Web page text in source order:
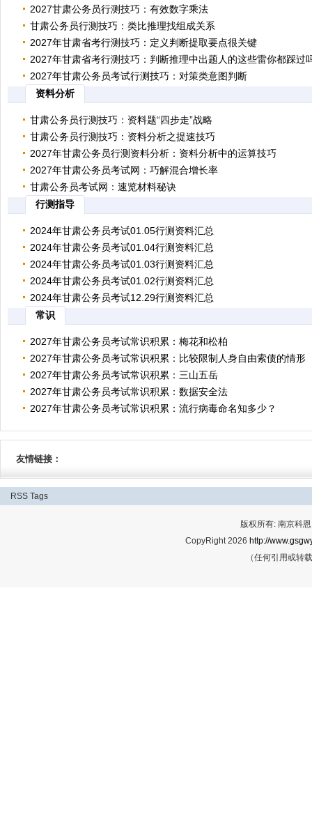
2027甘肃公务员行测技巧：有效数字乘法
甘肃公务员考试行测判断推理考点累积 假言命题在行测中是重点考察
点之一，对于这样的考点，初学者会觉得推来推去又非常的难，还会浪费
甘肃公务员行测技巧：类比推理找组成关系
甘肃公务员考试行测判断推理考点累积 假言命题在行测中是重点考察
点之一，对于这样的考点，初学者会觉得推来推去又非常的难，还会浪费
时间，以至于很多考生在笔试的时候会
2027年甘肃省考行测技巧：定义判断提取要点很关键
甘肃公务员考试行测判断推理考点累积 假言命题在行测中是重点考察
点之一，对于这样的考点，初学者会觉得推来推去又非常的难，还会浪费
时间，以至于很多考生在笔试的时候会
2027年甘肃省考行测技巧：判断推理中出题人的这些雷你都踩过
甘肃公务员考试行测判断推理考点累积 假言命题在行测中是重点考察
点之一，对于这样的考点，初学者会觉得推来推去又非常的难，还会浪费
时间，以至于很多考生在
2027年甘肃公务员考试行测技巧：对策类意图判断
甘肃公务员考试行测判断推理考点累积 假言命题在行测中是重点考
点之一，对于这样的考点，初学者会觉得推来推去又非常的难，还会浪费
时间，以至于很多考生在
资料分析
甘肃公务员行测技巧：资料题“四步走”战略
甘肃公务员考试行测资料分析题技巧 首先，我们要分辨清楚百分数和
的含义分别是什么。百分数是没有单位的相对数据，而百分点是指百分数
甘肃公务员行测技巧：资料分析之提速技巧
甘肃公务员考试行测资料分析题技巧 首先，我们要分辨清楚百分数和
的含义分别是什么。百分数是没有单位的相对数据，而百分点是指百分数
后，结果写作百分数，
2027年甘肃公务员行测资料分析：资料分析中的运算技巧
甘肃公务员考试行测资料分析题技巧 首先，我们要分辨清楚百分数和
的含义分别是什么。百分数是没有单位的相对数据，而百分点是指百分数
后，结果写作百分数，但
2027年甘肃公务员考试网：巧解混合增长率
甘肃公务员考试行测资料分析题技巧 首先，我们要分辨清楚百分数和
的含义分别是什么。百分数是没有单位的相对数据，而百分点是指百分数
后，结果写作百分数，但
甘肃公务员考试网：速览材料秘诀
甘肃公务员考试行测资料分析题技巧 首先，我们要分辨清楚百分数
的含义分别是什么。百分数是没有单位的相对数据，而百分点是指百分数
后，结果写作百分数，但读
行测指导
2024年甘肃公务员考试01.05行测资料汇总
2024年甘肃公务员考试行测考情解读 行政职业能力测验主要测查与
业密切相关的、适合通过客观化纸笔测验方式进行考查的基本素质和能力
2024年甘肃公务员考试01.04行测资料汇总
2024年甘肃公务员考试行测考情解读 行政职业能力测验主要测查与
业密切相关的、适合通过客观化纸笔测验方式进行考查的基本素质和能力
包括言语理解与表达、数量关系、判断推理
2024年甘肃公务员考试01.03行测资料汇总
2024年甘肃公务员考试行测考情解读 行政职业能力测验主要测查与
业密切相关的、适合通过客观化纸笔测验方式进行考查的基本素质和能力
包括言语理解与表达、数量关系、判断推理
2024年甘肃公务员考试01.02行测资料汇总
2024年甘肃公务员考试行测考情解读 行政职业能力测验主要测查与
业密切相关的、适合通过客观化纸笔测验方式进行考查的基本素质和能力
包括言语理解与表达、数量关系、判断推理
2024年甘肃公务员考试12.29行测资料汇总
2024年甘肃公务员考试行测考情解读 行政职业能力测验主要测查与
业密切相关的、适合通过客观化纸笔测验方式进行考查的基本素质和能力
包括言语理解与表达、数量关系、判断推理
常识
2027年甘肃公务员考试常识积累：梅花和松柏
甘肃公务员考试行测常识题包含哪些知识？ 梅花和松柏 “意象”一
国古代文论中的一个重要概念。古人
2027年甘肃公务员考试常识积累：比较限制人身自由索债的情形
甘肃公务员考试行测常识题包含哪些知识？ 比较限制人身自由索债
随着2021年3月1日《刑法修正案(十
2027年甘肃公务员考试常识积累：三山五岳
甘肃公务员考试行测常识题包含哪些知识？ “三山五岳”。 三山五
2027年甘肃公务员考试常识积累：数据安全法
2027年甘肃公务员考试常识积累：流行病毒命名知多少？
用“沉鱼落雁之容，闭花羞月之貌”形容女
友情链接：
RSS Tags
版权所有: 南京科
CopyRight 2026 http://
（任何引用或转